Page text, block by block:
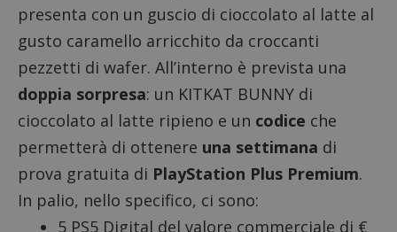
presenta con un guscio di cioccolato al latte al
gusto caramello arricchito da croccanti
pezzetti di wafer. All’interno è prevista una
doppia sorpresa: un KITKAT BUNNY di
cioccolato al latte ripieno e un codice che
permetterà di ottenere una settimana di
prova gratuita di PlayStation Plus Premium.
In palio, nello specifico, ci sono:
5 PS5 Digital del valore commerciale di €